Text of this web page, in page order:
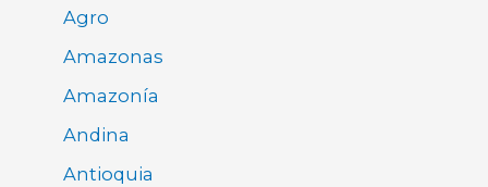
Agro
Amazonas
Amazonía
Andina
Antioquia